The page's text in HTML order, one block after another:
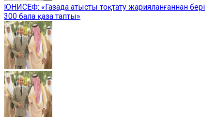
ЮНИСЕФ: «Газада атысты тоқтату жарияланғаннан бері
300 бала қаза тапты»